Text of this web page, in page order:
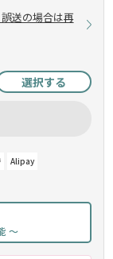
送の場合は再
選択する
Alipay
～